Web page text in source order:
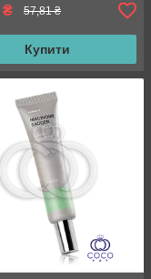
₴ 57,81 ₴
Купити